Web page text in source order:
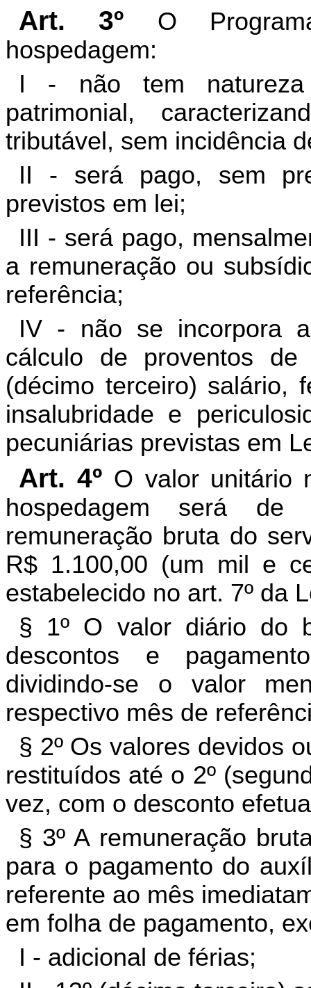
Art. 3º
O
hospedagem:
I - não tem natureza
patrimonial,
tributável, sem incidência
II - será pago, sem
previstos em lei;
III - será pago,
a remuneração ou
referência;
IV - não se incorpora
cálculo de proventos de
(décimo terceiro) salário,
insalubridade e
pecuniárias previstas em
Art. 4º O valor unitário
hospedagem será
remuneração bruta do
R$ 1.100,00 (um mil e
estabelecido no art. 7º da
§ 1º O valor diário do
descontos e
dividindo-se o valor
respectivo mês de
§ 2º Os valores devidos
restituídos até o 2º
vez, com o desconto
§ 3º A remuneração
para o pagamento do
referente ao mês
em folha de pagamento,
I - adicional de férias;